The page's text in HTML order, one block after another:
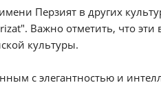
Перзият в других
Важно отметить, что эти
культуры.
с элегантностью и